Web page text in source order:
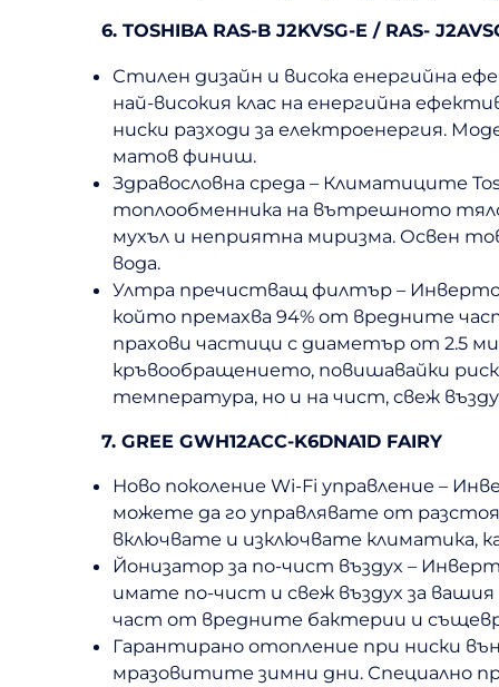
6. TOSHIBA RAS-B J2KVSG-E / RAS-
Стилен дизайн и висока енергийна
най-високия клас на енергийна
ниски разходи за електроенергия.
матов финиш.
Здравословна среда – Климатиците
топлообменника на вътрешното
мухъл и неприятна миризма. Освен
вода.
Ултра пречистващ филтър –
който премахва 94% от вредните
прахови частици с диаметър от 2.5
кръвообращението, повишавайки
температура, но и на чист, свеж
7. GREE GWH12ACC-K6DNA1D FAIRY
Ново поколение Wi-Fi управление –
можете да го управлявате от
включвате и изключвате климатика,
Йонизатор за по-чист въздух –
имате по-чист и свеж въздух за
част от вредните бактерии и
Гарантирано отопление при ниски
мразовитите зимни дни. Специално